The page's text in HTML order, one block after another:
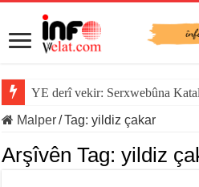
YE derî vekir: Serxwebûna
Malper/Tag:yildiz çakar
Arşîvên Tag:yildiz